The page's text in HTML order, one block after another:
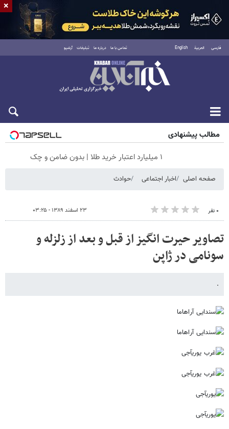
فارسی العربية English تماس با ما درباره ما تبلیغات آرشیو
جمعه ۱۶ مرداد ۱۴۰۵
مطالب پیشنهادی
۱ میلیارد اعتبار خرید طلا | بدون ضامن و چک
صفحه اصلی اخبار اجتماعی حوادث
۰ نفر ۲۳ اسفند ۱۳۸۹ - ۰۳:۲۵
تصاویر حیرت انگیز از قبل و بعد از زلزله و
سونامی در ژاپن
.
×